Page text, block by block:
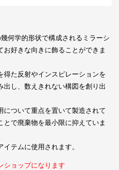
何学的形状で構成されるミラーシ
お好きな向きに飾ることができま
た反射やインスピレーションを
出し、数えきれない構図を創り出
について重点を置いて製造されて
で廃棄物を最小限に抑えていま
テムに使用されます。
ショップになります